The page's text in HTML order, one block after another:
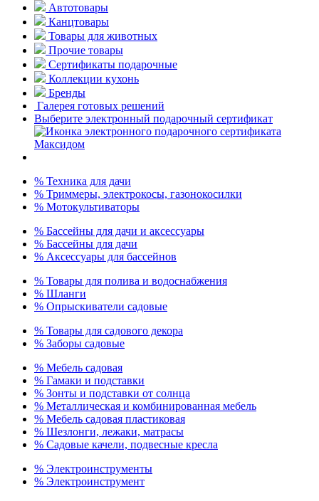
Автотовары
Канцтовары
Товары для животных
Прочие товары
Сертификаты подарочные
Коллекции кухонь
Бренды
Галерея готовых решений
Выберите электронный подарочный сертификат
% Техника для дачи
% Триммеры, электрокосы, газонокосилки
% Мотокультиваторы
% Бассейны для дачи и аксессуары
% Бассейны для дачи
% Аксессуары для бассейнов
% Товары для полива и водоснабжения
% Шланги
% Опрыскиватели садовые
% Товары для садового декора
% Заборы садовые
% Мебель садовая
% Гамаки и подставки
% Зонты и подставки от солнца
% Металлическая и комбинированная мебель
% Мебель садовая пластиковая
% Шезлонги, лежаки, матрасы
% Садовые качели, подвесные кресла
% Электроинструменты
% Электроинструмент